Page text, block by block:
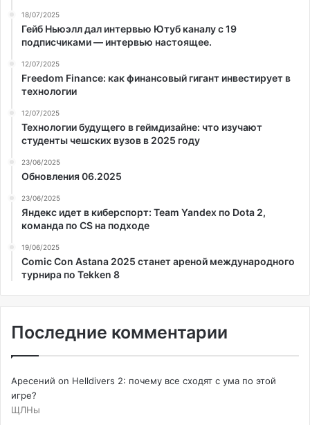
18/07/2025
Гейб Ньюэлл дал интервью Ютуб каналу с 19
подписчиками — интервью настоящее.
12/07/2025
Freedom Finance: как финансовый гигант инвестирует в
технологии
12/07/2025
Технологии будущего в геймдизайне: что изучают
студенты чешских вузов в 2025 году
23/06/2025
Обновления 06.2025
23/06/2025
Яндекс идет в киберспорт: Team Yandex по Dota 2,
команда по CS на подходе
19/06/2025
Comic Con Astana 2025 станет ареной международного
турнира по Tekken 8
Последние комментарии
Аресений on Helldivers 2: почему все сходят с ума по этой
игре?
ЩЛНы